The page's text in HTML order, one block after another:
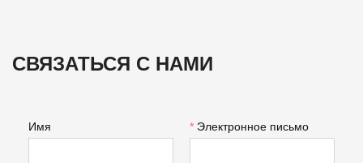
СВЯЗАТЬСЯ С НАМИ
Имя * Электронное письмо